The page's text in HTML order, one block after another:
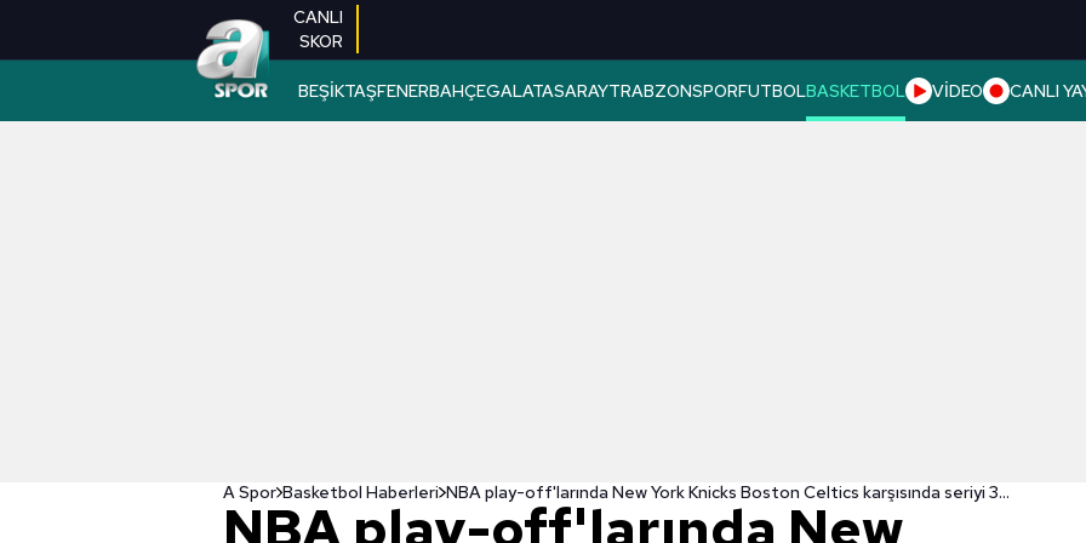
CANLI
SKOR
BEŞİKTAŞFENERBAHÇEGALATASARAYTRABZONSPORFUTBOLBASKETBOL VİDEO CANLI
A Spor Basketbol Haberleri NBA play-off'larında New York Knicks Boston Celtics karşısında seriyi 3-1'e getirdi!
NBA play-off'larında New